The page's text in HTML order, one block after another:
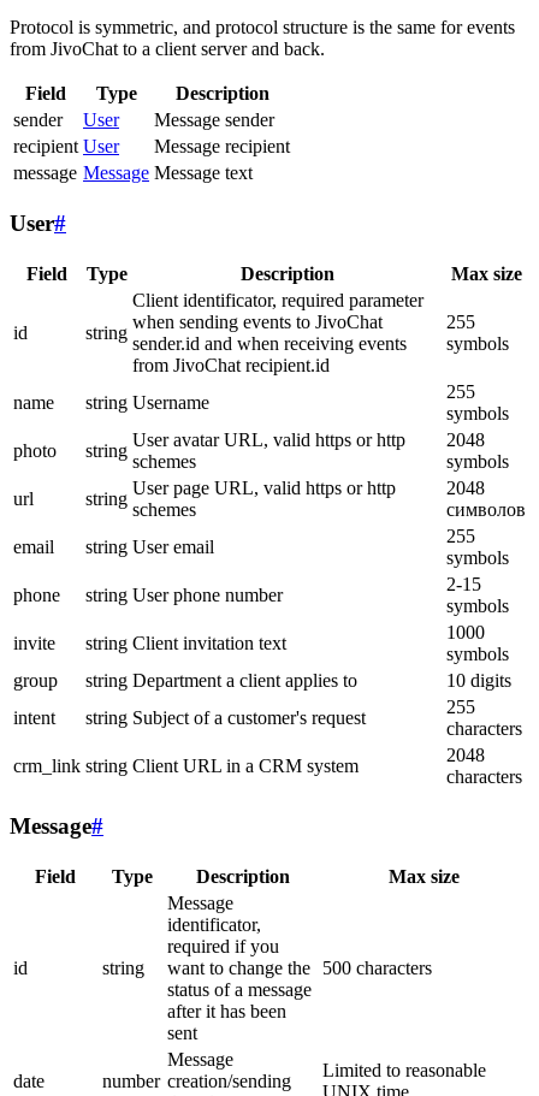
Protocol is symmetric, and protocol structure is the same for events
from JivoChat to a client server and back.
Field Type
Description
sender
User
Message sender
recipient User
Message recipient
message Message Message text
User#
Field Type Description Max size
id string
Client identificator, required parameter
when sending events to JivoChat
sender.id and when receiving events
from JivoChat recipient.id
255
symbols
name string Username
255
symbols
photo
string
User avatar URL, valid https or http
schemes
2048
symbols
url
string
User page URL, valid https or http
schemes
2048
символов
email
string User email
255
symbols
phone
string User phone number
2-15
symbols
invite
string Client invitation text
1000
symbols
group
string Department a client applies to
10 digits
intent
string Subject of a customer's request
255
characters
crm_link string Client URL in a CRM system
2048
characters
Message#
Field Type Description Max size
id string
Message
identificator,
required if you
want to change the
status of a message
after it has been
sent
500 characters
date number
Message
creation/sending
Limited to reasonable
UNIX time